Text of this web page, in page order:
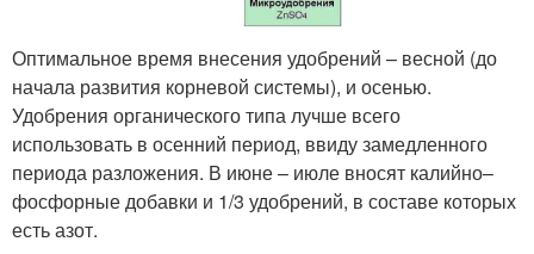
Оптимальное время внесения удобрений – весной (до
начала развития корневой системы), и осенью.
Удобрения органического типа лучше всего
использовать в осенний период, ввиду замедленного
периода разложения. В июне – июле вносят калийно–
фосфорные добавки и 1/3 удобрений, в составе которых
есть азот.